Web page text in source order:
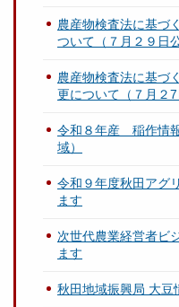
農産物検査法に基づ
ついて（７月２９日
農産物検査法に基づ
更について（７月２7
令和８年産 稲作情
域）
令和９年度秋田アグ
ます
次世代農業経営者ビ
ます
秋田地域振興局 大豆